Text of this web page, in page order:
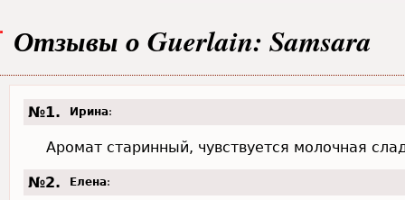
Отзывы о Guerlain: Samsara
№1. Ирина:
Аромат старинный, чувствуется молочная
№2. Елена: